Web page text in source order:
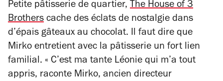
Petite pâtisserie de quartier, The House of 3
Brothers cache des éclats de nostalgie dans
d’épais gâteaux au chocolat. Il faut dire que
Mirko entretient avec la pâtisserie un fort lien
familial. « C’est ma tante Léonie qui m’a tout
appris, raconte Mirko, ancien directeur